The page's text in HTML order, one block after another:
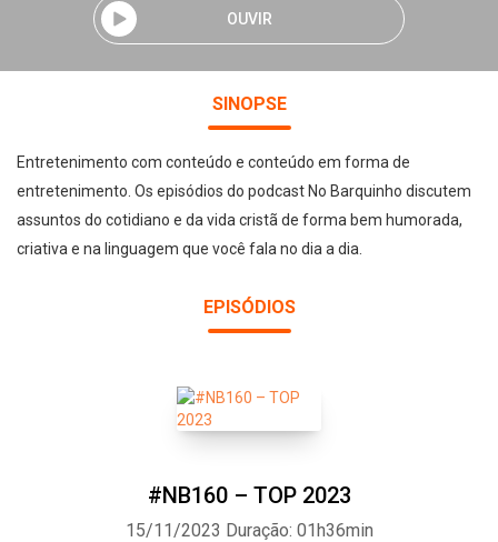
OUVIR
SINOPSE
Entretenimento com conteúdo e conteúdo em forma de
entretenimento. Os episódios do podcast No Barquinho discutem
assuntos do cotidiano e da vida cristã de forma bem humorada,
criativa e na linguagem que você fala no dia a dia.
EPISÓDIOS
#NB160 – TOP 2023
15/11/2023 Duração: 01h36min